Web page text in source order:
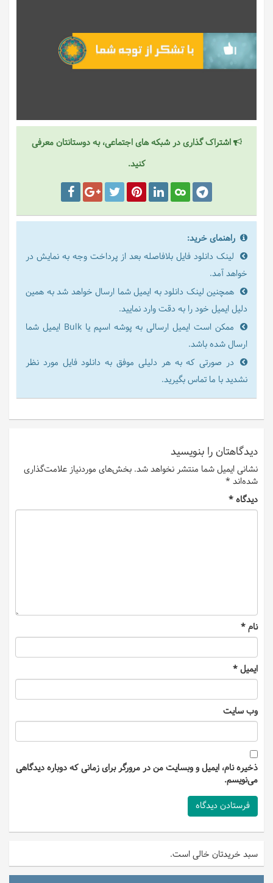
اشتراک گذاری در شبکه های اجتماعی، به دوستانتان معرفی
کنید.
راهنمای خرید:
لینک دانلود فایل بلافاصله بعد از پرداخت وجه به نمایش در
خواهد آمد.
همچنین لینک دانلود به ایمیل شما ارسال خواهد شد به همین
دلیل ایمیل خود را به دقت وارد نمایید.
ممکن است ایمیل ارسالی به پوشه اسپم یا Bulk ایمیل شما
ارسال شده باشد.
در صورتی که به هر دلیلی موفق به دانلود فایل مورد نظر
نشدید با ما تماس بگیرید.
دیدگاهتان را بنویسید
نشانی ایمیل شما منتشر نخواهد شد. بخش‌های موردنیاز علامت‌گذاری
شده‌اند *
دیدگاه*
نام*
ایمیل*
وب‌ سایت
ذخیره نام، ایمیل و وبسایت من در مرورگر برای زمانی که دوباره دیدگاهی
می‌نویسم.
سبد خریدتان خالی است.